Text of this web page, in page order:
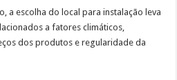
a escolha do local para instalação leva
a fatores climáticos,
dos produtos e regularidade da